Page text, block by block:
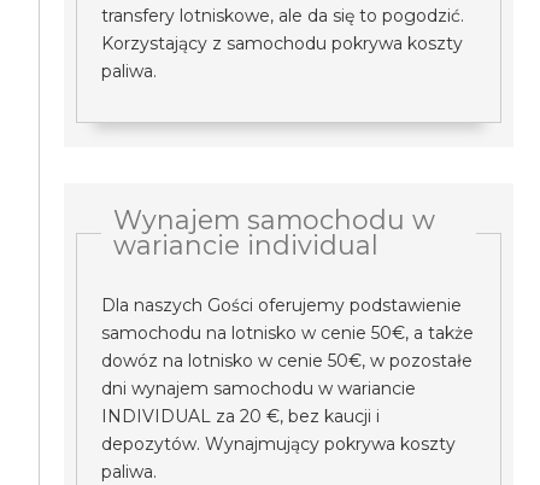
transfery lotniskowe, ale da się to pogodzić.
Korzystający z samochodu pokrywa koszty
paliwa.
Wynajem samochodu w
wariancie individual
Dla naszych Gości oferujemy podstawienie
samochodu na lotnisko w cenie 50€, a także
dowóz na lotnisko w cenie 50€, w pozostałe
dni wynajem samochodu w wariancie
INDIVIDUAL za 20 €, bez kaucji i
depozytów. Wynajmujący pokrywa koszty
paliwa.